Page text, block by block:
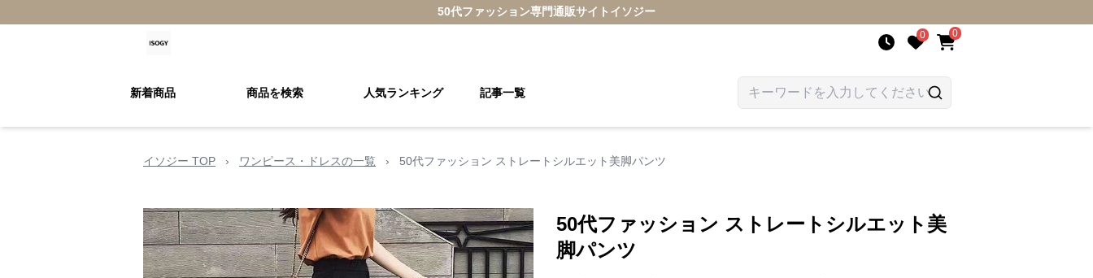
50代ファッション専門通販サイト イソジー
0 0
新着商品 商品を検索 人気ランキング 記事一覧
イソジー TOP › ワンピース・ドレスの一覧 › 50代ファッション ストレートシルエット美脚パンツ
50代ファッション ストレートシルエット美
脚パンツ